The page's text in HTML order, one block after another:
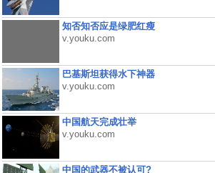
知否知否应是绿肥红瘦
v.youku.com
巴基斯坦获得水下神器
v.youku.com
中国航天完成壮举
v.youku.com
中国的武器不被认可?